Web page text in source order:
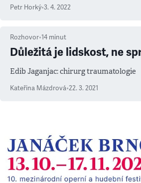
Petr Horký•3. 4. 2022
Rozhovor•14 minut
Důležitá je lidskost, ne
Edib Jaganjac: chirurg traumatologie
Kateřina Mázdrová•22. 3. 2021